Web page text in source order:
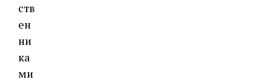
ств
ен
ни
ка
ми